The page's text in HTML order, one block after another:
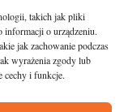
takich jak pliki
informacji o urządzeniu.
jak zachowanie podczas
wyrażenia zgody lub
cechy i funkcje.